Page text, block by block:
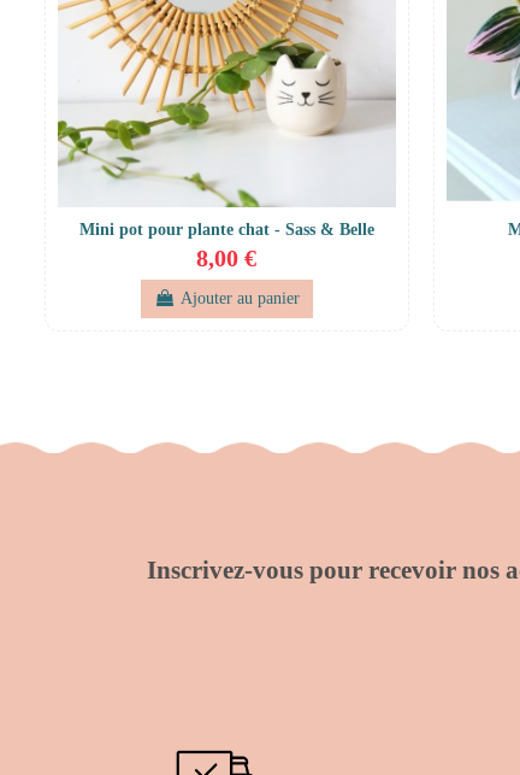
Mini pot pour plante chat - Sass & Belle
8,00 €
Ajouter au panier
Inscrivez-vous pour recevoir nos